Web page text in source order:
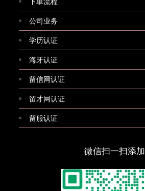
公司业务
学历认证
海牙认证
留信网认证
留才网认证
留服认证
微信扫一扫添加